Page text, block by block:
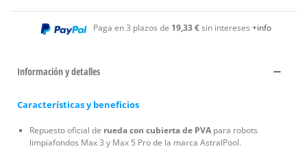
Paga en 3 plazos de 19,33 €sin intereses +info
Información y detalles
Características y beneficios
Repuesto oficial de rueda con cubierta de PVA para robots
limpiafondos Max 3 y Max 5 Pro de la marca AstralPool.